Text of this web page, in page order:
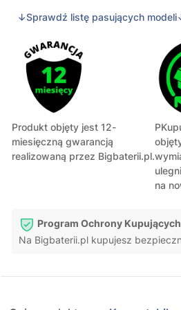
↓Sprawdź listę pasujących
Produkt objęty jest 12-
miesięczną gwarancją
realizowaną przez Bigbaterii.pl.
na
Program Ochrony Kupujących
Na Bigbaterii.pl kupujesz